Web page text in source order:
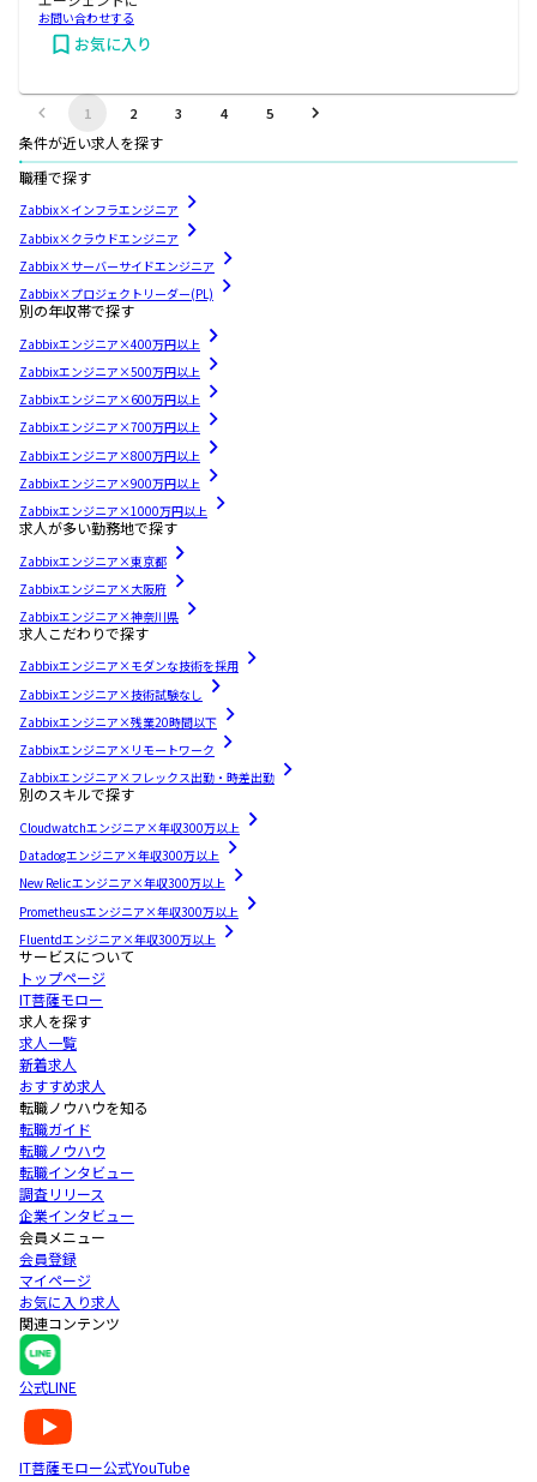
お問い合わせする
お気に入り
1 2 3 4 5
条件が近い求人を探す
職種で探す
Zabbix×インフラエンジニア
Zabbix×クラウドエンジニア
Zabbix×サーバーサイドエンジニア
Zabbix×プロジェクトリーダー(PL)
別の年収帯で探す
Zabbixエンジニア×400万円以上
Zabbixエンジニア×500万円以上
Zabbixエンジニア×600万円以上
Zabbixエンジニア×700万円以上
Zabbixエンジニア×800万円以上
Zabbixエンジニア×900万円以上
Zabbixエンジニア×1000万円以上
求人が多い勤務地で探す
Zabbixエンジニア×東京都
Zabbixエンジニア×大阪府
Zabbixエンジニア×神奈川県
求人こだわりで探す
Zabbixエンジニア×モダンな技術を採用
Zabbixエンジニア×技術試験なし
Zabbixエンジニア×残業20時間以下
Zabbixエンジニア×リモートワーク
Zabbixエンジニア×フレックス出勤・時差出勤
別のスキルで探す
Cloudwatchエンジニア×年収300万以上
Datadogエンジニア×年収300万以上
New Relicエンジニア×年収300万以上
Prometheusエンジニア×年収300万以上
Fluentdエンジニア×年収300万以上
サービスについて
トップページ
IT菩薩モロー
求人を探す
求人一覧
新着求人
おすすめ求人
転職ノウハウを知る
転職ガイド
転職ノウハウ
転職インタビュー
調査リリース
企業インタビュー
会員メニュー
会員登録
マイページ
お気に入り求人
関連コンテンツ
公式LINE
IT菩薩モロー公式YouTube